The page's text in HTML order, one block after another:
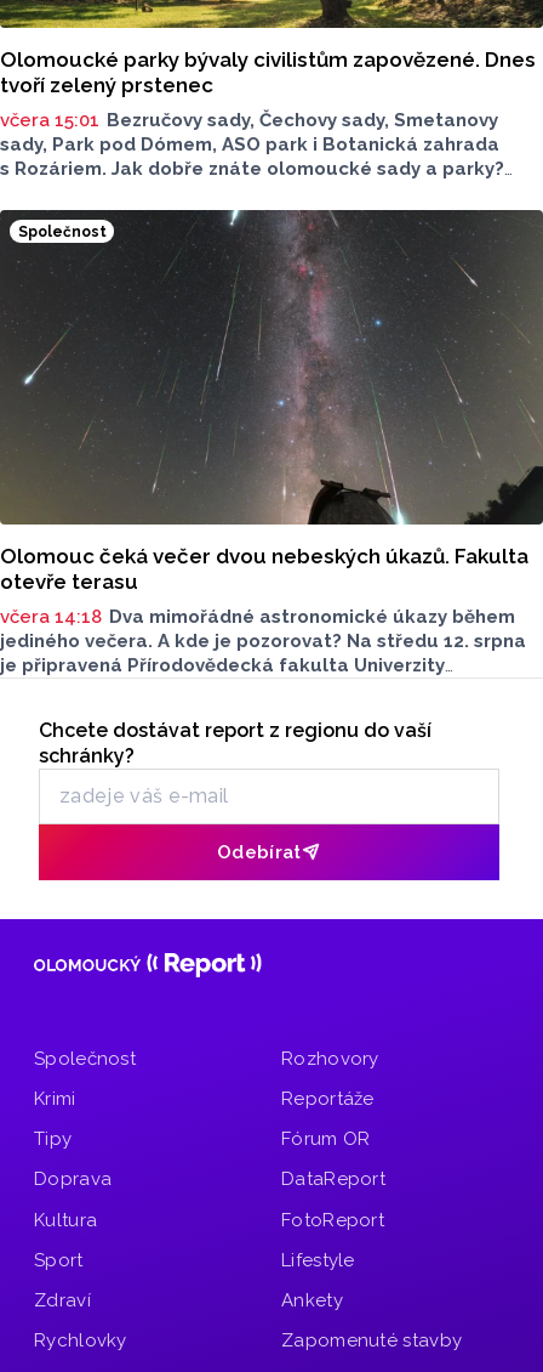
Olomoucké parky bývaly civilistům zapovězené. Dnes
tvoří zelený prstenec
včera 15:01 Bezručovy sady, Čechovy sady, Smetanovy
sady, Park pod Dómem, ASO park i Botanická zahrada
s Rozáriem. Jak dobře znáte olomoucké sady a parky?
které v nich jsou. Vždy tomu tak ale nebylo.
Společnost
Olomouc čeká večer dvou nebeských úkazů. Fakulta
otevře terasu
včera 14:18 Dva mimořádné astronomické úkazy během
jediného večera. A kde je pozorovat? Na středu 12. srpna
je připravená Přírodovědecká fakulta Univerzity
pohlédnout na slunce speciální technikou.
Odběr newsletteru
Chcete dostávat report z regionu do vaší
schránky?
Odebírat
Společnost
Krimi
Tipy
Doprava
Kultura
Sport
Zdraví
Rychlovky
Rozhovory
Reportáže
Fórum OR
DataReport
FotoReport
Lifestyle
Ankety
Zapomenuté stavby